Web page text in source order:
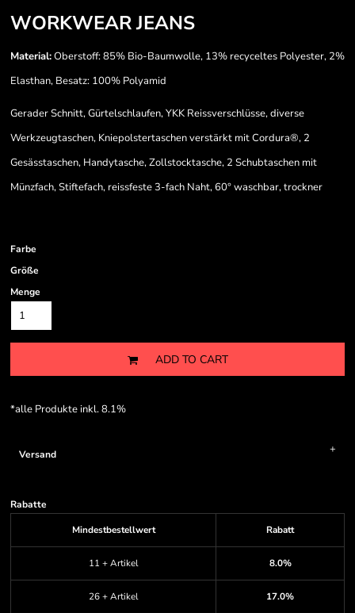
WORKWEAR JEANS
Material:Oberstoff: 85% Bio-Baumwolle, 13% recyceltes Polyester, 2%
Elasthan, Besatz: 100% Polyamid
Gerader Schnitt, Gürtelschlaufen, YKK Reissverschlüsse, diverse
Werkzeugtaschen, Kniepolstertaschen verstärkt mit Cordura®, 2
Gesässtaschen, Handytasche, Zollstocktasche, 2 Schubtaschen mit
Münzfach, Stiftefach, reissfeste 3-fach Naht, 60° waschbar, trockner
Farbe
Größe
Menge
ADD TO CART
*alle Produkte inkl. 8.1%
Versand
Rabatte
Mindestbestellwert
Rabatt
11 + Artikel 8.0%
26 + Artikel 17.0%